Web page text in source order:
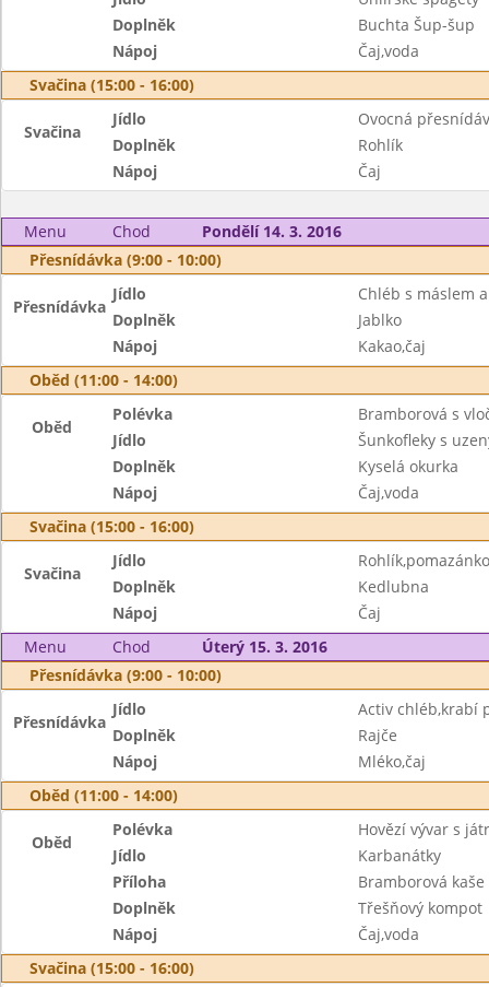
Doplněk
Buchta Šup-šup
Nápoj
Čaj,voda
Svačina (15:00 - 16:00)
Svačina
Jídlo
Ovocná
Doplněk
Rohlík
Nápoj
Čaj
Menu Chod
Pondělí 14. 3. 2016
Přesnídávka (9:00 - 10:00)
Přesnídávka
Jídlo
Chléb s máslem
Doplněk
Jablko
Nápoj
Kakao,čaj
Oběd (11:00 - 14:00)
Oběd
Polévka
Bramborová s
Jídlo
Šunkofleky s
Doplněk
Kyselá okurka
Nápoj
Čaj,voda
Svačina (15:00 - 16:00)
Svačina
Jídlo
Doplněk
Kedlubna
Nápoj
Čaj
Menu
Chod
Úterý 15. 3. 2016
Přesnídávka (9:00 - 10:00)
Přesnídávka
Jídlo
Activ chléb,krabí
Doplněk
Rajče
Nápoj
Mléko,čaj
Oběd (11:00 - 14:00)
Oběd
Polévka
Hovězí vývar s
Jídlo
Karbanátky
Příloha
Bramborová kaše
Doplněk
Třešňový kompot
Nápoj
Čaj,voda
Svačina (15:00 - 16:00)